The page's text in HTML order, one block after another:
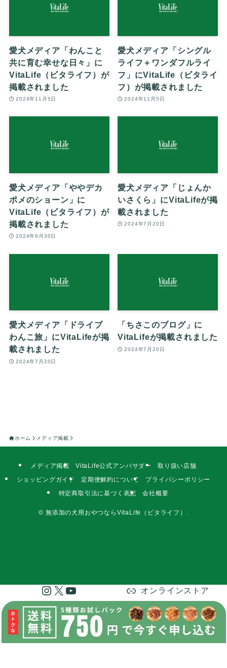
愛犬メディア「わんこと
共に育む幸せな日々」に
VitaLife（ビタライフ）が
掲載されました
2024年11月5日
愛犬メディア「シングル
ライフ＋ワンダフルライ
フ」にVitaLife（ビタライ
フ）が掲載されました
2024年11月5日
愛犬メディア「ややデカ
ポメのショーン」に
VitaLife（ビタライフ）が
掲載されました
2024年8月30日
愛犬メディア「じょんか
いさくら」にVitaLifeが掲
載されました
2024年7月20日
愛犬メディア「ドライブ
わんこ旅」にVitaLifeが掲
載されました
2024年7月20日
「ちさこのブログ」に
VitaLifeが掲載されました
2024年7月20日
ホーム メディア掲載
メディア掲載 VitaLife公式アンバサダー
取り扱い店舗
ショッピングガイド
定期便解約について
プライバシーポリシー
特定商取引法に基づく表記
会社概要
© 無添加の犬用おやつならVitaLife（ビタライフ）.
Instagram
X YouTube オンラインストア